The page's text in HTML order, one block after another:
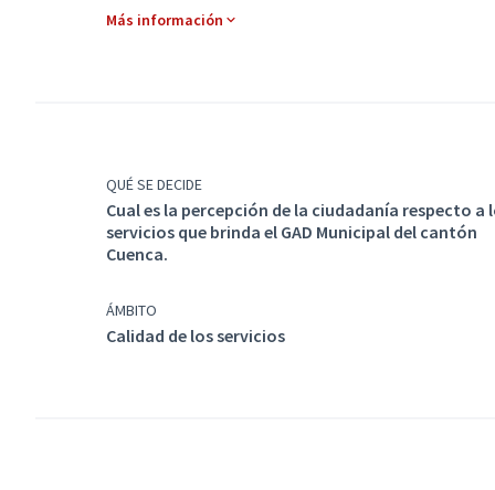
Más información
QUÉ SE DECIDE
Cual es la percepción de la ciudadanía respecto a
servicios que brinda el GAD Municipal del cantón
Cuenca.
ÁMBITO
Calidad de los servicios